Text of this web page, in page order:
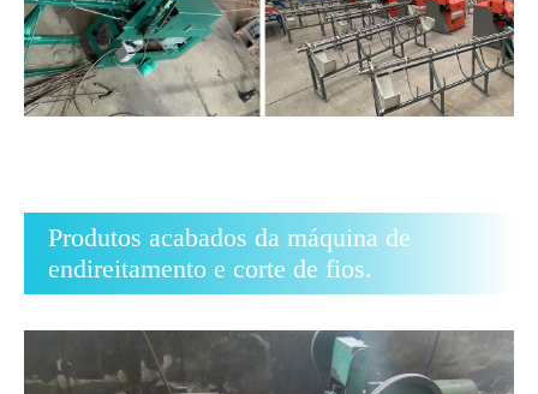
Produtos acabados da máquina de
endireitamento e corte de fios.